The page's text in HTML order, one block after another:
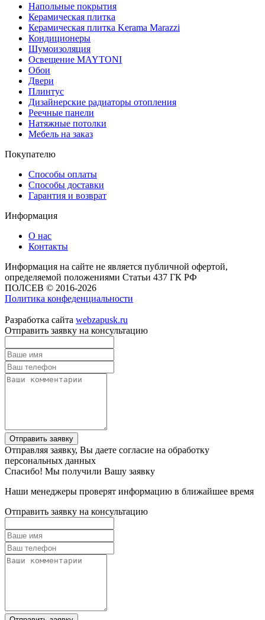
Напольные покрытия
Керамическая плитка
Керамическая плитка Kerama Marazzi
Кондиционеры
Шумоизоляция
Освещение MAYTONI
Обои
Двери
Плинтус
Дизайнерские радиаторы отопления
Реечные панели
Натяжные потолки
Мебель на заказ
Покупателю
Способы оплаты
Способы доставки
Гарантия и возврат
Информация
О нас
Контакты
Информация на сайте не является публичной офертой,
определяемой положениями Статьи 437 ГК РФ
ПОЛСЕВ © 2016-2026
Политика конфеденциальности
Разработка сайта webzapusk.ru
Отправить заявку на консультацию
Отправить заявку
Отправляя заявку, Вы даете согласие на обработку
персональных данных
Спасибо! Мы получили Вашу заявку
Наши менеджеры проверят информацию в ближайшее время
Отправить заявку на консультацию